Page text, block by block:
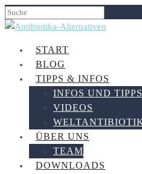
START
BLOG
TIPPS & INFOS
INFOS UND
VIDEOS
ÜBER UNS
TEAM
DOWNLOADS